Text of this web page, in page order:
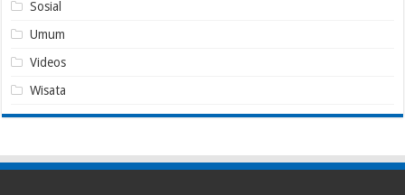
Sosial
Umum
Videos
Wisata